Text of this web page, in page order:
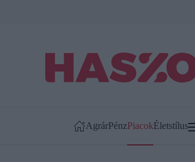
AgrárPénzPiacokÉletstílus